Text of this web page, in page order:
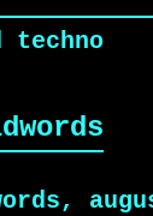
techno